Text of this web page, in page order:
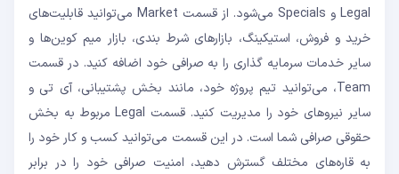
Legal و Specials می‌شود. از قسمت Market می‌توانید قابلیت‌های
خرید و فروش، استیکینگ، بازارهای شرط بندی، بازار میم کوین‌ها و
سایر خدمات سرمایه گذاری را به صرافی خود اضافه کنید. در قسمت
Team، می‌توانید تیم پروژه خود، مانند بخش پشتیبانی، آی تی و
سایر نیروهای خود را مدیریت کنید. قسمت Legal مربوط به بخش
حقوقی صرافی شما است. در این قسمت می‌توانید کسب و کار خود را
به قاره‌های مختلف گسترش دهید، امنیت صرافی خود را در برابر